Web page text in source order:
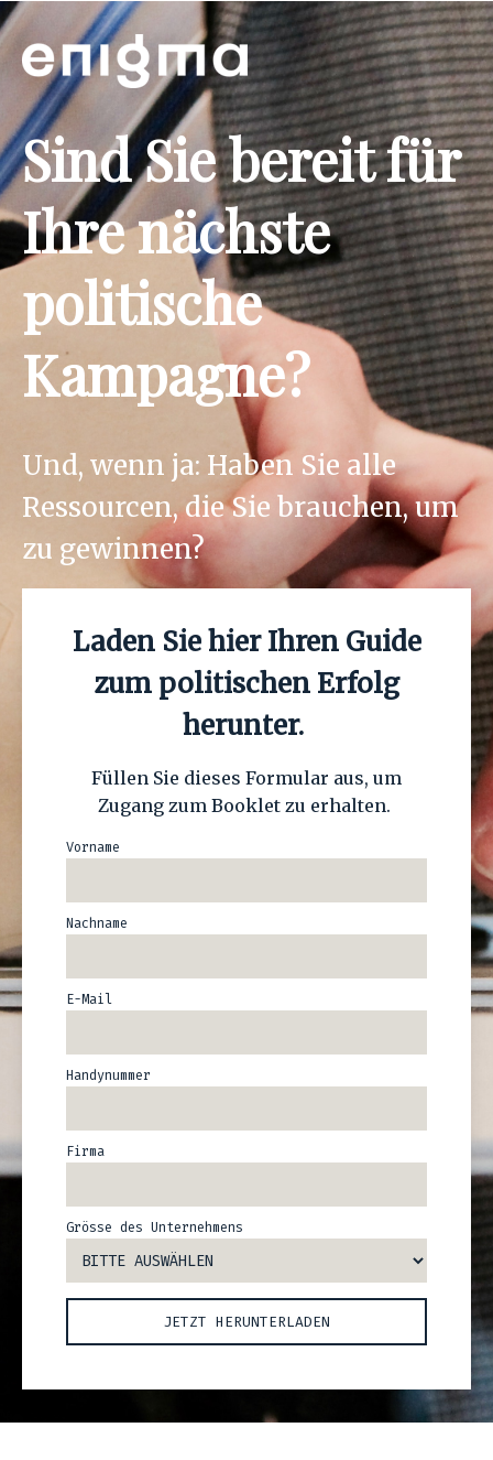
Sind Sie bereit für
Ihre nächste
politische
Kampagne?
Und, wenn ja: Haben Sie alle
Ressourcen, die Sie brauchen, um
zu gewinnen?
Laden Sie hier Ihren Guide
zum politischen Erfolg
herunter.
Füllen Sie dieses Formular aus, um
Zugang zum Booklet zu erhalten.
Vorname
Nachname
E-Mail
Handynummer
Firma
Grösse des Unternehmens